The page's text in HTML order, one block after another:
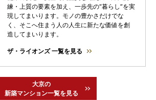
練・上質の要素を加え、一歩先の“暮らし”を実
現してまいります。モノの豊かさだけでな
く、そこへ住まう人の人生に新たな価値を創
造してまいります。
ザ・ライオンズ 一覧を見る
大京の
新築マンション一覧を見る